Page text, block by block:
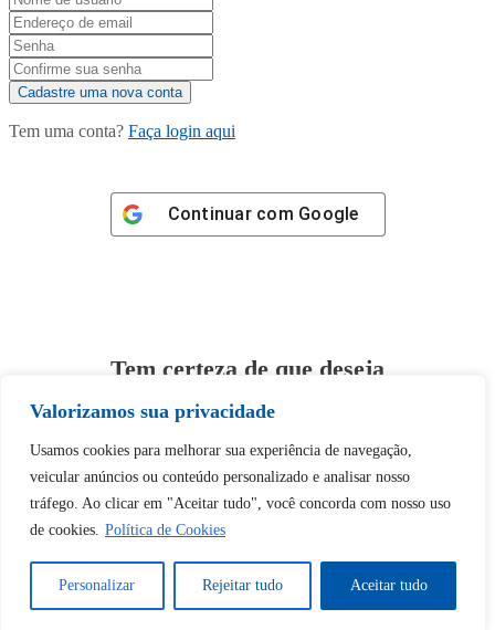
Valorizamos sua privacidade
Usamos cookies para melhorar sua experiência de navegação,
veicular anúncios ou conteúdo personalizado e analisar nosso
tráfego. Ao clicar em "Aceitar tudo", você concorda com nosso uso
de cookies. Política de Cookies
Personalizar Rejeitar tudo Aceitar tudo
Tem uma conta? Faça login aqui
Continuar com Google
Tem certeza de que deseja
desbloquear esta publicação?
Desbloquear esquerda : 0
Sim